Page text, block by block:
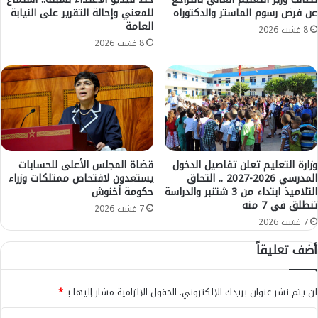
ر
ي
ي
د
و
ل
ي
أ
ك
ت
و
ب
ر
ل
م
ب
ل
ر
ي
.
و
ل
ا
ة
و
ع
م
ا
ل
ا
ل
م
م
ك
ة
عن فرض رسوم الماستر والدكتوراه
8 غشت 2026
للمعني وإحالة التقرير على النيابة
العامة
8 غشت 2026
وزارة التعليم تعلن تفاصيل الدخول
المدرسي 2026-2027 .. التحاق
التلاميذ ابتداء من 3 شتنبر والدراسة
تنطلق في 7 منه
7 غشت 2026
قضاة المجلس الأعلى للحسابات
يستعدون لافتحاص ممتلكات وزراء
حكومة أخنوش
7 غشت 2026
أضف تعليقاً
لن يتم نشر عنوان بريدك الإلكتروني. الحقول الإلزامية مشار إليها بـ*